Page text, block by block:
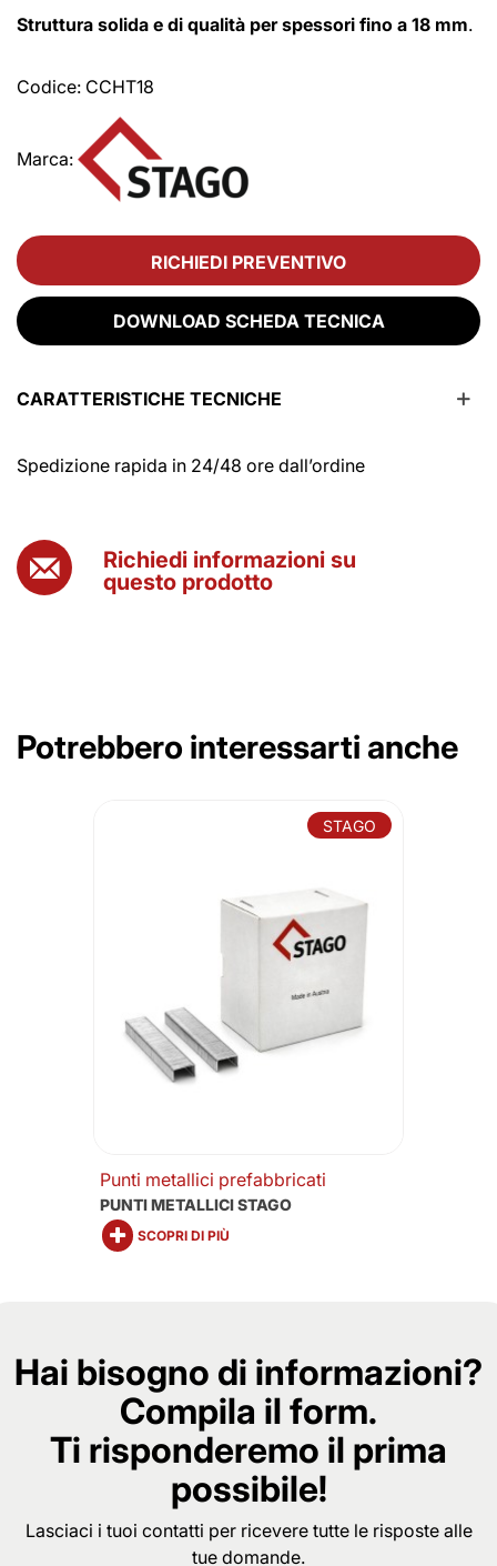
Struttura solida e di qualità per spessori fino a 18 mm.
Codice: CCHT18
Marca:
RICHIEDI PREVENTIVO
DOWNLOAD SCHEDA TECNICA
CARATTERISTICHE TECNICHE
Spedizione rapida in 24/48 ore dall’ordine
Richiedi informazioni su
questo prodotto
Potrebbero interessarti anche
STAGO
Punti metallici prefabbricati
PUNTI METALLICI STAGO
SCOPRI DI PIÙ
Hai bisogno di informazioni?
Compila il form.
Ti risponderemo il prima
possibile!
Lasciaci i tuoi contatti per ricevere tutte le risposte alle
tue domande.